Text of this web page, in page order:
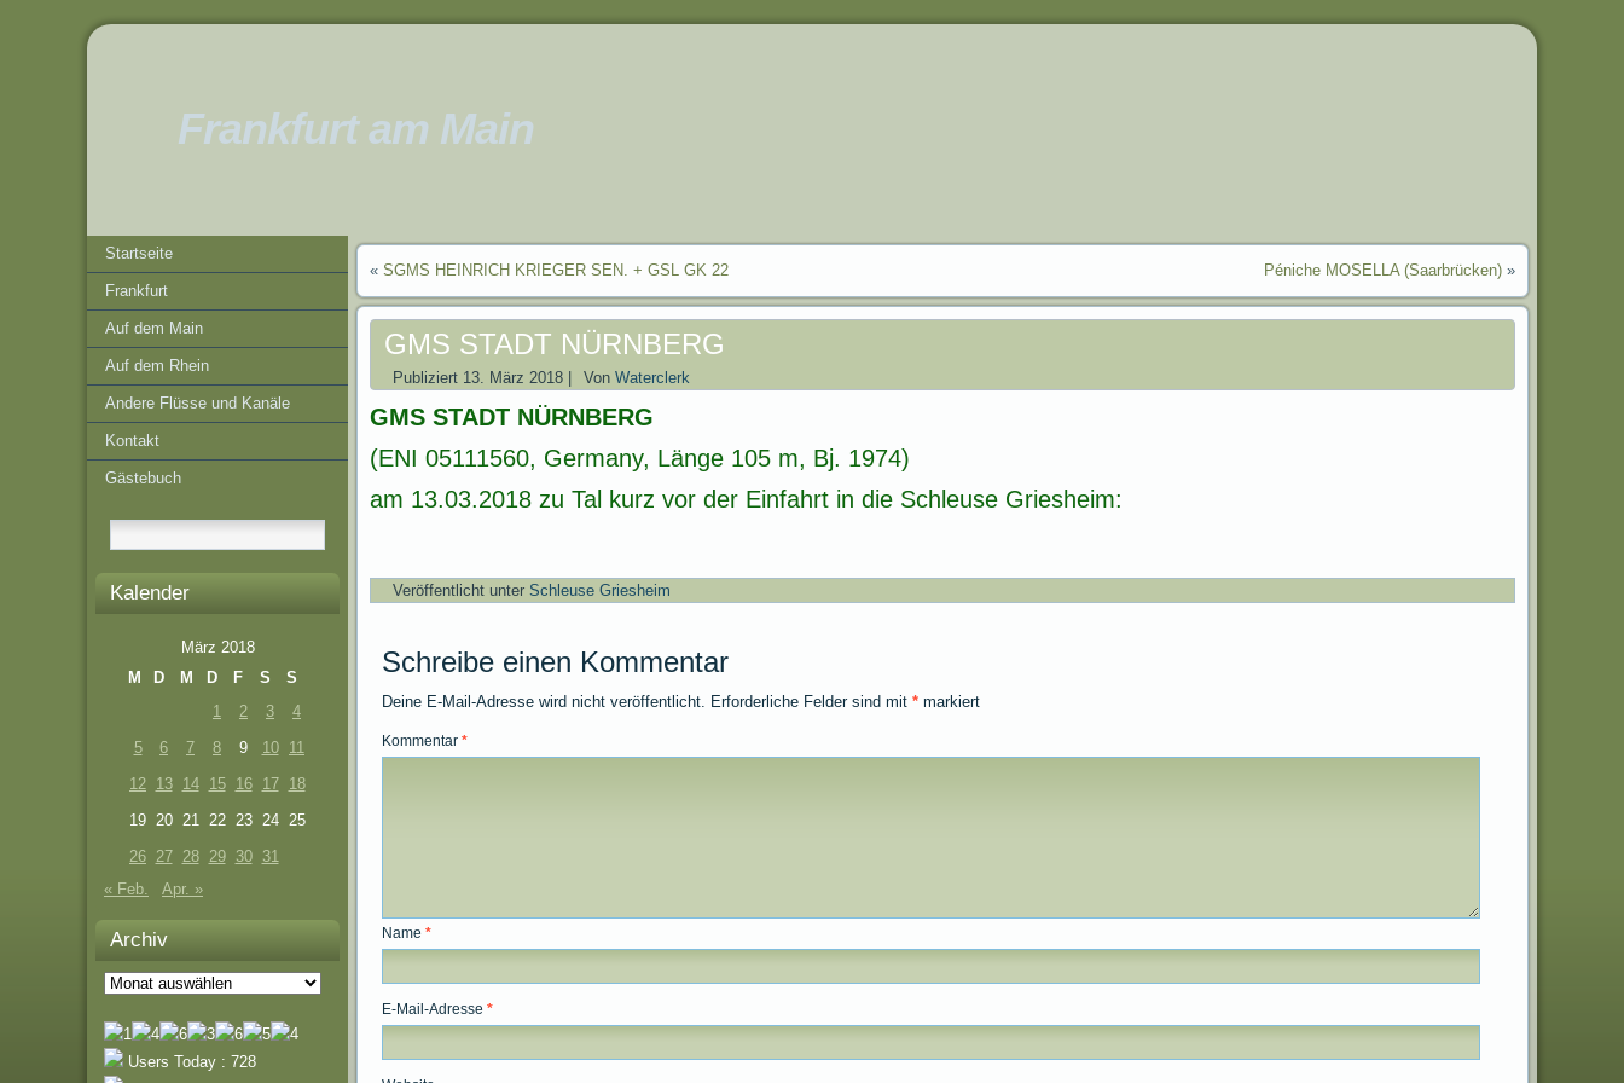
Frankfurt am Main
Startseite
Frankfurt
Auf dem Main
Auf dem Rhein
Andere Flüsse und Kanäle
Kontakt
Gästebuch
Kalender
März 2018
M
D M D F S
S
1
2 3
4
5
6 7 8 9 10
11
12 13 14 15 16 17
18
19 20 21 22 23 24 25
26 27 28 29 30
31
« Feb.
Apr. »
Archiv
Archiv
Users Today : 728
« SGMS HEINRICH KRIEGER SEN. + GSL GK 22 Péniche MOSELLA (Saarbrücken) »
GMS STADT NÜRNBERG
Publiziert 13. März 2018 Von Waterclerk
GMS STADT NÜRNBERG
(ENI 05111560, Germany, Länge 105 m, Bj. 1974)
am 13.03.2018 zu Tal kurz vor der Einfahrt in die Schleuse Griesheim:
Veröffentlicht unter Schleuse Griesheim
Schreibe einen Kommentar
Deine E-Mail-Adresse wird nicht veröffentlicht. Erforderliche Felder sind mit * markiert
Kommentar *
Name *
E-Mail-Adresse *